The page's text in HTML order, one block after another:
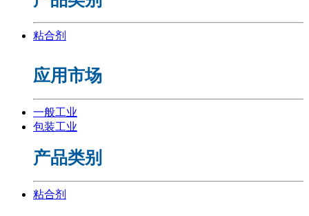
粘合剂
应用市场
一般工业
包装工业
产品类别
粘合剂